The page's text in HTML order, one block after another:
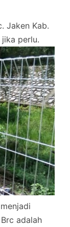
Jaken Kab.
jika perlu.
adalah